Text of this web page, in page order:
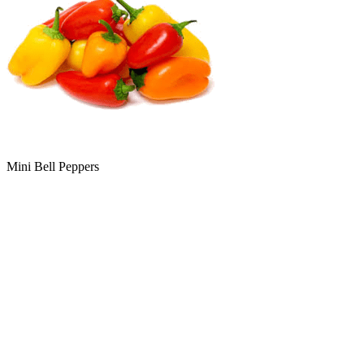
Mini Bell Peppers